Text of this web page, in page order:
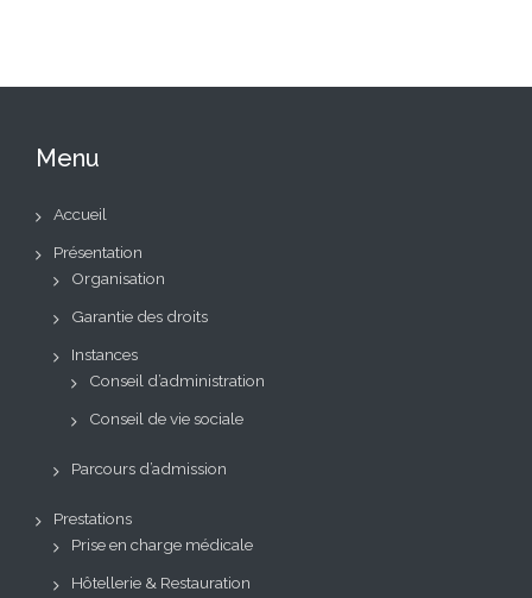
Menu
Accueil
Présentation
Organisation
Garantie des droits
Instances
Conseil d’administration
Conseil de vie sociale
Parcours d’admission
Prestations
Prise en charge médicale
Hôtellerie & Restauration